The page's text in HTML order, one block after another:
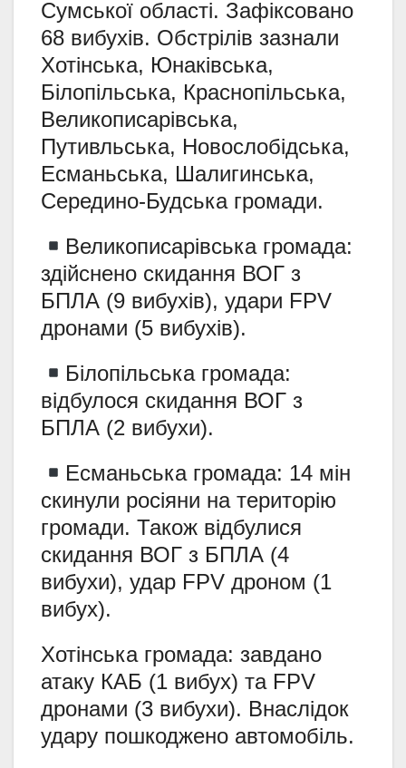
Сумської області. Зафіксовано
68 вибухів. Обстрілів зазнали
Хотінська, Юнаківська,
Білопільська, Краснопільська,
Великописарівська,
Путивльська, Новослобідська,
Есманьська, Шалигинська,
Середино-Будська громади.
Великописарівська громада:
здійснено скидання ВОГ з
БПЛА (9 вибухів), удари FPV
дронами (5 вибухів).
Білопільська громада:
відбулося скидання ВОГ з
БПЛА (2 вибухи).
Есманьська громада: 14 мін
скинули росіяни на територію
громади. Також відбулися
скидання ВОГ з БПЛА (4
вибухи), удар FPV дроном (1
вибух).
Хотінська громада: завдано
атаку КАБ (1 вибух) та FPV
дронами (3 вибухи). Внаслідок
удару пошкоджено автомобіль.